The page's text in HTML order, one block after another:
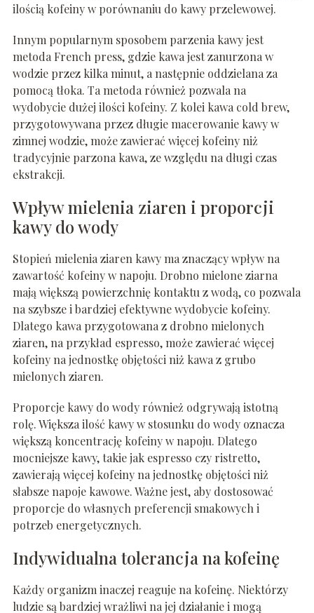
ilością kofeiny w porównaniu do kawy przelewowej.
Innym popularnym sposobem parzenia kawy jest
metoda French press, gdzie kawa jest zanurzona w
wodzie przez kilka minut, a następnie oddzielana za
pomocą tłoka. Ta metoda również pozwala na
wydobycie dużej ilości kofeiny. Z kolei kawa cold brew,
przygotowywana przez długie macerowanie kawy w
zimnej wodzie, może zawierać więcej kofeiny niż
tradycyjnie parzona kawa, ze względu na długi czas
ekstrakcji.
Wpływ mielenia ziaren i proporcji
kawy do wody
Stopień mielenia ziaren kawy ma znaczący wpływ na
zawartość kofeiny w napoju. Drobno mielone ziarna
mają większą powierzchnię kontaktu z wodą, co pozwala
na szybsze i bardziej efektywne wydobycie kofeiny.
Dlatego kawa przygotowana z drobno mielonych
ziaren, na przykład espresso, może zawierać więcej
kofeiny na jednostkę objętości niż kawa z grubo
mielonych ziaren.
Proporcje kawy do wody również odgrywają istotną
rolę. Większa ilość kawy w stosunku do wody oznacza
większą koncentrację kofeiny w napoju. Dlatego
mocniejsze kawy, takie jak espresso czy ristretto,
zawierają więcej kofeiny na jednostkę objętości niż
słabsze napoje kawowe. Ważne jest, aby dostosować
proporcje do własnych preferencji smakowych i
potrzeb energetycznych.
Indywidualna tolerancja na kofeinę
Każdy organizm inaczej reaguje na kofeinę. Niektórzy
ludzie są bardziej wrażliwi na jej działanie i mogą